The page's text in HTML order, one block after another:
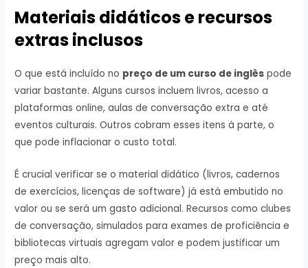
Materiais didáticos e recursos
extras inclusos
O que está incluído no preço de um curso de inglês pode
variar bastante. Alguns cursos incluem livros, acesso a
plataformas online, aulas de conversação extra e até
eventos culturais. Outros cobram esses itens à parte, o
que pode inflacionar o custo total.
É crucial verificar se o material didático (livros, cadernos
de exercícios, licenças de software) já está embutido no
valor ou se será um gasto adicional. Recursos como clubes
de conversação, simulados para exames de proficiência e
bibliotecas virtuais agregam valor e podem justificar um
preço mais alto.